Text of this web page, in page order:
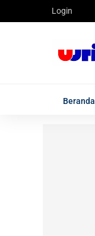
Login
Beranda